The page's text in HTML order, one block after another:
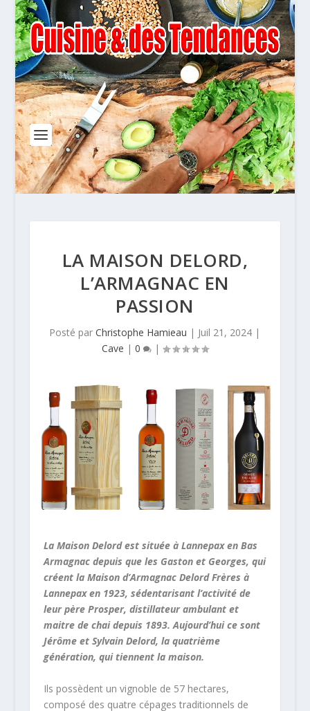
LA MAISON DELORD,
L’ARMAGNAC EN
PASSION
Posté parChristophe Hamieau | Juil 21, 2024 |
Cave | 0 |
La Maison Delord est située à Lannepax en Bas
Armagnac depuis que les Gaston et Georges, qui
créent la Maison d’Armagnac Delord Frères à
Lannepax en 1923, sédentarisant l’activité de
leur père Prosper, distillateur ambulant et
maitre de chai depuis 1893. Aujourd’hui ce sont
Jérôme et Sylvain Delord, la quatrième
génération, qui tiennent la maison.
Ils possèdent un vignoble de 57 hectares,
composé des quatre cépages traditionnels de